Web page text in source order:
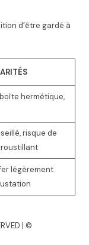
d’être gardé à
hermétique,
risque de
légèrement
| ©